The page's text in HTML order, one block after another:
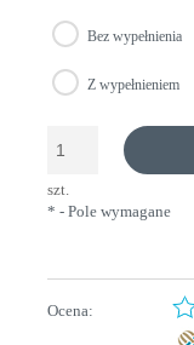
Bez wypełnienia
Z wypełnieniem
szt.
* - Pole wymagane
Ocena: